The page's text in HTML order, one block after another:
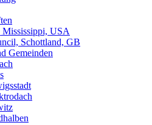
USA
Schottland, GB
Gemeinden